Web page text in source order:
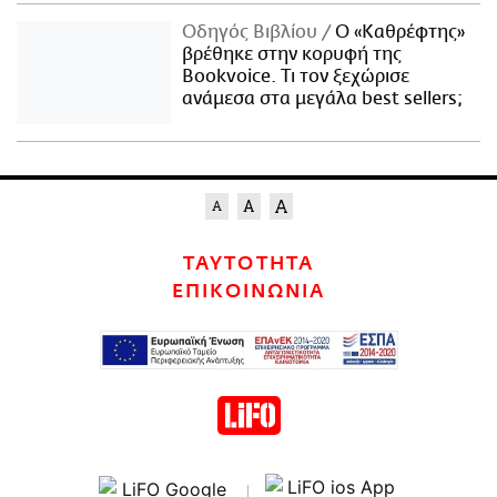
Οδηγός Βιβλίου
Ο «Καθρέφτης»
βρέθηκε στην κορυφή της
Bookvoice. Τι τον ξεχώρισε
ανάμεσα στα μεγάλα best sellers;
ΤΑΥΤΟΤΗΤΑ
ΕΠΙΚΟΙΝΩΝΙΑ